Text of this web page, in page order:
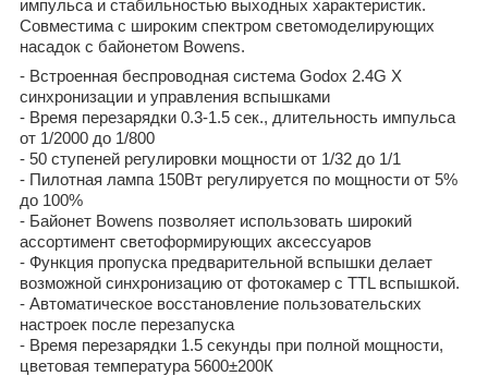
импульса и стабильностью выходных характеристик.
Совместима с широким спектром светомоделирующих
насадок с байонетом Bowens.
- Встроенная беспроводная система Godox 2.4G X
синхронизации и управления вспышками
- Время перезарядки 0.3-1.5 сек., длительность импульса
от 1/2000 до 1/800
- 50 ступеней регулировки мощности от 1/32 до 1/1
- Пилотная лампа 150Вт регулируется по мощности от 5%
до 100%
- Байонет Bowens позволяет использовать широкий
ассортимент светоформирующих аксессуаров
- Функция пропуска предварительной вспышки делает
возможной синхронизацию от фотокамер с TTL вспышкой.
- Автоматическое восстановление пользовательских
настроек после перезапуска
- Время перезарядки 1.5 секунды при полной мощности,
цветовая температура 5600±200К